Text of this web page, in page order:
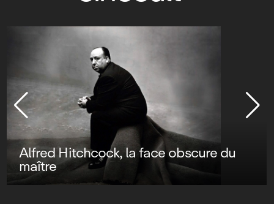
Alfred Hitchcock, la face obscure du
maître